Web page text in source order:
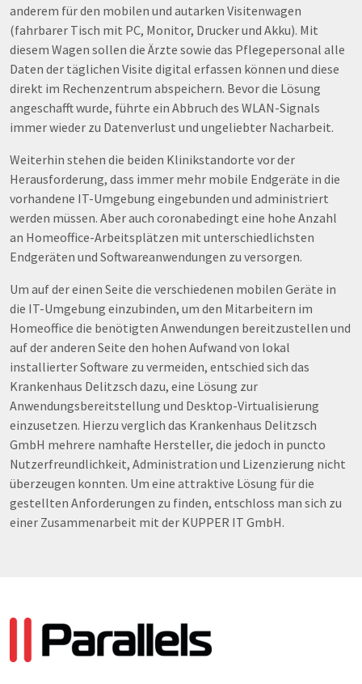
anderem für den mobilen und autarken Visitenwagen
(fahrbarer Tisch mit PC, Monitor, Drucker und Akku). Mit
diesem Wagen sollen die Ärzte sowie das Pflegepersonal alle
Daten der täglichen Visite digital erfassen können und diese
direkt im Rechenzentrum abspeichern. Bevor die Lösung
angeschafft wurde, führte ein Abbruch des WLAN-Signals
immer wieder zu Datenverlust und ungeliebter Nacharbeit.
Weiterhin stehen die beiden Klinikstandorte vor der
Herausforderung, dass immer mehr mobile Endgeräte in die
vorhandene IT-Umgebung eingebunden und administriert
werden müssen. Aber auch coronabedingt eine hohe Anzahl
an Homeoffice-Arbeitsplätzen mit unterschiedlichsten
Endgeräten und Softwareanwendungen zu versorgen.
Um auf der einen Seite die verschiedenen mobilen Geräte in
die IT-Umgebung einzubinden, um den Mitarbeitern im
Homeoffice die benötigten Anwendungen bereitzustellen und
auf der anderen Seite den hohen Aufwand von lokal
installierter Software zu vermeiden, entschied sich das
Krankenhaus Delitzsch dazu, eine Lösung zur
Anwendungsbereitstellung und Desktop-Virtualisierung
einzusetzen. Hierzu verglich das Krankenhaus Delitzsch
GmbH mehrere namhafte Hersteller, die jedoch in puncto
Nutzerfreundlichkeit, Administration und Lizenzierung nicht
überzeugen konnten. Um eine attraktive Lösung für die
gestellten Anforderungen zu finden, entschloss man sich zu
einer Zusammenarbeit mit der KUPPER IT GmbH.